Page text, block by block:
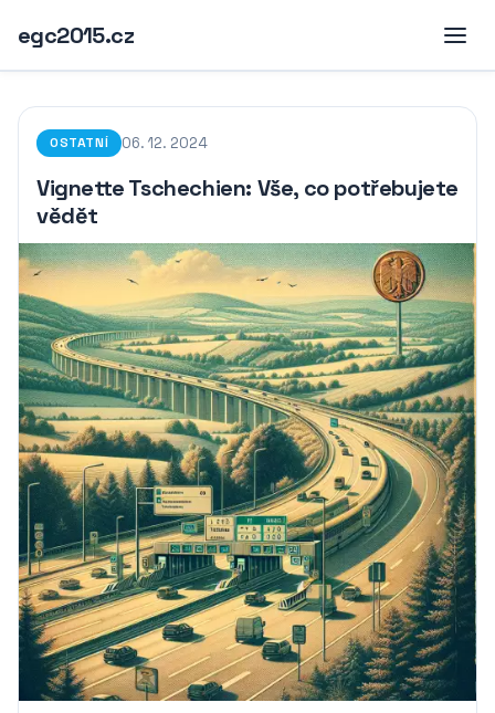
egc2015.cz
OSTATNÍ 06. 12. 2024
Vignette Tschechien: Vše, co potřebujete
vědět